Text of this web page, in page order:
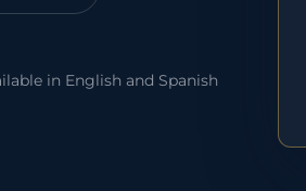
in English and Spanish